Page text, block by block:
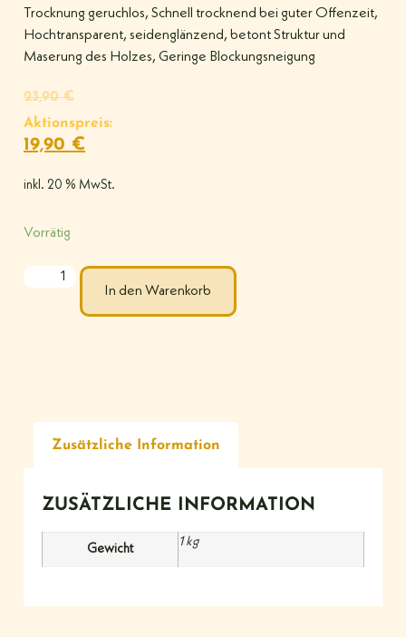
Trocknung geruchlos, Schnell trocknend bei guter Offenzeit,
Hochtransparent, seidenglänzend, betont Struktur und
Maserung des Holzes, Geringe Blockungsneigung
23,90€
Aktionspreis:
19,90 €
inkl. 20 % MwSt.
Vorrätig
In den Warenkorb
Zusätzliche Information
ZUSÄTZLICHE INFORMATION
Gewicht
1 kg